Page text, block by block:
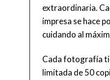
extraordinaria.
impresa se hace
cuidando al
Cada fotografía
limitada de 50